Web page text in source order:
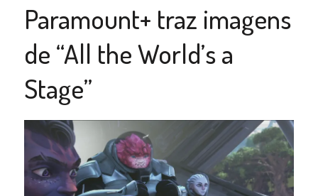
Paramount+ traz imagens
de “All the World’s a
Stage”